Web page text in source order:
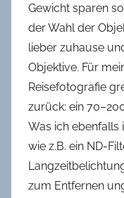
Gewicht sparen
der Wahl der
lieber zuhause
Objektive. Für
Reisefotografie
zurück: ein
Was ich ebenfalls
wie z.B. ein ND-
zum Entfernen